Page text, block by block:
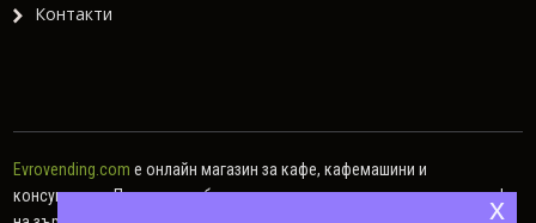
Контакти
Evrovending.com е онлайн магазин за кафе, кафемашини и
консумативи. Предлагаме богат асортимент от различни видове кафе
x